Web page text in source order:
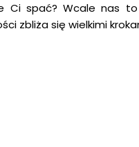
Ci spać? Wcale nas
zbliża się wielkimi